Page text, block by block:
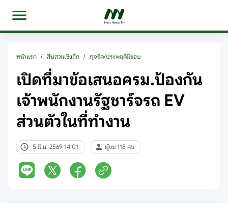
หน้าแรก / สืบสวนเชิงลึก / ทุจริต/ประพฤติมิชอบ
เปิดที่มาข้อเสนอครม.ป้องกัน
เจ้าพนักงานรัฐชาร์จรถ EV
ส่วนตัวในที่ทำงาน
5 มิ.ย. 2569 14:01 ผู้ชม 118 คน